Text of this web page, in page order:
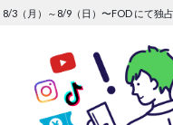
3（月）～8/9（日）〜FOD にて独